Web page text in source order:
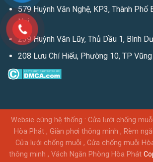
579 Huỳnh Văn Nghệ, KP3, Thành Phố
Nai
239 Huỳnh Văn Lũy, Thủ Dầu 1, Bình
208 Lưu Chí Hiếu, Phường 10, TP Vũng
Websie cùng hệ thống : Cửa lưới chống muỗi
Hòa Phát, Giàn phơi thông minh , Rèm
Cửa lưới chống muỗi , Cửa chống muỗi
thông minh , Vách Ngăn Phòng Hòa Phát